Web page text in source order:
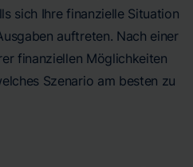
sich Ihre finanzielle Situation
auftreten. Nach einer
finanziellen Möglichkeiten
Szenario am besten zu